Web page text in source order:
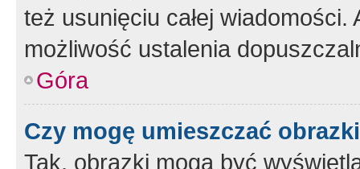
też usunięciu całej
możliwość ustalenia
Góra
Czy mogę umieszczać
Tak, obrazki mogą być